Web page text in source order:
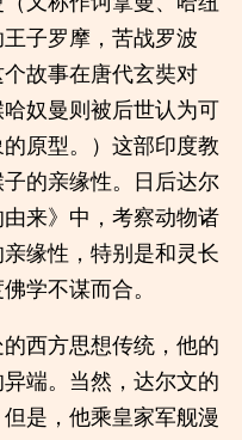
子罗摩，苦战罗波
故事在唐代玄奘对
哈奴曼则被后世认为可
原型。）这部印度教
的亲缘性。日后达尔
来》中，考察动物诸
缘性，特别是和灵长
学不谋而合。
西方思想传统，他的
端。当然，达尔文的
是，他乘皇家军舰漫